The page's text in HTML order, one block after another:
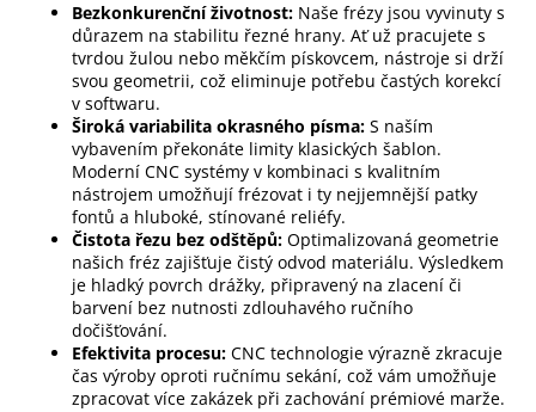
Bezkonkurenční životnost: Naše frézy jsou vyvinuty s
důrazem na stabilitu řezné hrany. Ať už pracujete s
tvrdou žulou nebo měkčím pískovcem, nástroje si drží
svou geometrii, což eliminuje potřebu častých korekcí
v softwaru.
Široká variabilita okrasného písma: S naším
vybavením překonáte limity klasických šablon.
Moderní CNC systémy v kombinaci s kvalitním
nástrojem umožňují frézovat i ty nejjemnější patky
fontů a hluboké, stínované reliéfy.
Čistota řezu bez odštěpů: Optimalizovaná geometrie
našich fréz zajišťuje čistý odvod materiálu. Výsledkem
je hladký povrch drážky, připravený na zlacení či
barvení bez nutnosti zdlouhavého ručního
dočišťování.
Efektivita procesu: CNC technologie výrazně zkracuje
čas výroby oproti ručnímu sekání, což vám umožňuje
zpracovat více zakázek při zachování prémiové marže.